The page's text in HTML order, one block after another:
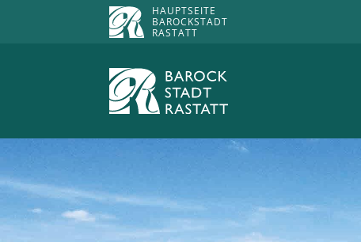
HAUPTSEITE
BAROCKSTADT
RASTATT